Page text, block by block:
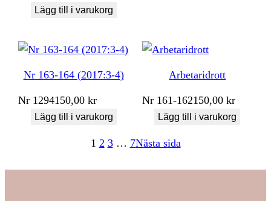
Lägg till i varukorg
Nr 163-164 (2017:3-4)
Nr 1294150,00kr
Lägg till i varukorg
Arbetaridrott
Nr 161-162150,00kr
Lägg till i varukorg
1 2 3 … 7Nästa sida